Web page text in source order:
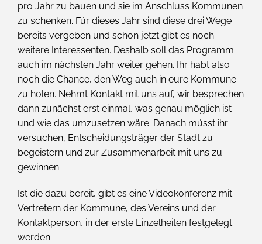
pro Jahr zu bauen und sie im Anschluss Kommunen
zu schenken. Für dieses Jahr sind diese drei Wege
bereits vergeben und schon jetzt gibt es noch
weitere Interessenten. Deshalb soll das Programm
auch im nächsten Jahr weiter gehen. Ihr habt also
noch die Chance, den Weg auch in eure Kommune
zu holen. Nehmt Kontakt mit uns auf, wir besprechen
dann zunächst erst einmal, was genau möglich ist
und wie das umzusetzen wäre. Danach müsst ihr
versuchen, Entscheidungsträger der Stadt zu
begeistern und zur Zusammenarbeit mit uns zu
gewinnen.
Ist die dazu bereit, gibt es eine Videokonferenz mit
Vertretern der Kommune, des Vereins und der
Kontaktperson, in der erste Einzelheiten festgelegt
werden.